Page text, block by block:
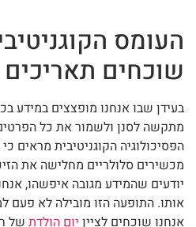
העומס
שוכחים
בעידן שבו אנחנו מופצצים במידע
מתקשה לסנן ולשמור את כל
הפסיכולוגיה הקוגניטיבית מראים
מכשירים סלולריים מחלישה את
יודעים שהמידע מגובה איפשהו,
אותו. התופעה הזו מובילה לא פעם
אנחנו שוכחים לציין יום הולדת של